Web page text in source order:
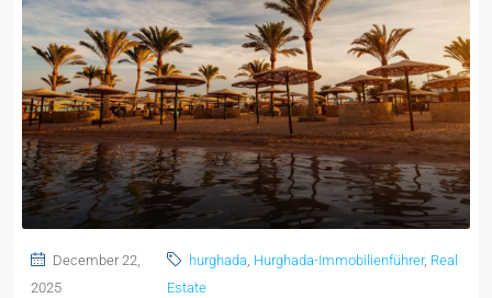
December 22,
2025
hurghada, Hurghada-Immobilienführer, Real
Estate